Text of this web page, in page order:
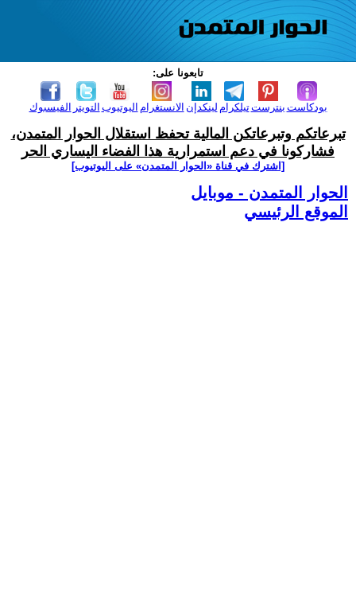
تابعونا على:
الفيسبوك التويتر اليوتيوب الانستغرام لينكدإن تيلكرامبنترست بودكاست
تبرعاتكم وتبرعاتكن المالية تحفظ استقلال الحوار المتمدن،
فشاركونا في دعم استمرارية هذا الفضاء اليساري الحر
[اشترك في قناة ‫«الحوار المتمدن» على اليوتيوب]
الحوار المتمدن - موبايل
الموقع الرئيسي